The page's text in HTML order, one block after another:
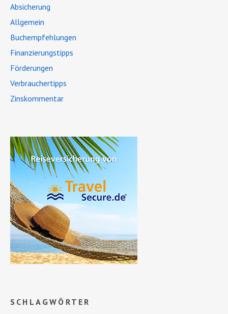
Absicherung
Allgemein
Buchempfehlungen
Finanzierungstipps
Förderungen
Verbrauchertipps
Zinskommentar
SCHLAGWÖRTER